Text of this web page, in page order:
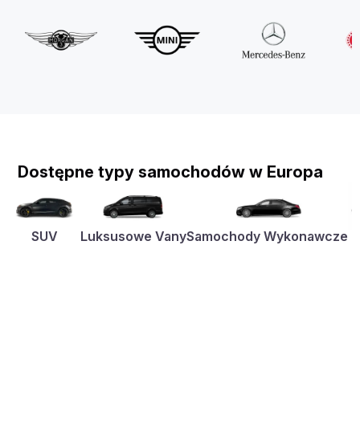
Dostępne typy samochodów w Europa
SUV Luksusowe VanySamochody Wykonawcze